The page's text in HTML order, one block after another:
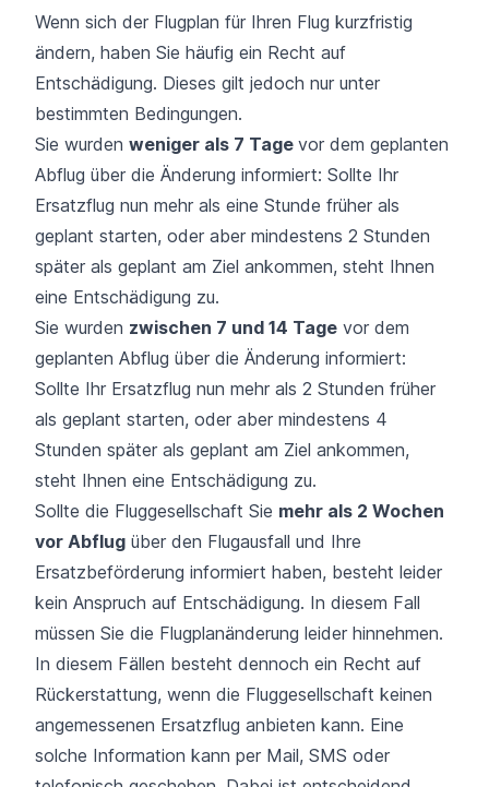
Wenn sich der Flugplan für Ihren Flug kurzfristig
ändern, haben Sie häufig ein Recht auf
Entschädigung. Dieses gilt jedoch nur unter
bestimmten Bedingungen.
Sie wurden weniger als 7 Tage vor dem geplanten
Abflug über die Änderung informiert: Sollte Ihr
Ersatzflug nun mehr als eine Stunde früher als
geplant starten, oder aber mindestens 2 Stunden
später als geplant am Ziel ankommen, steht Ihnen
eine Entschädigung zu.
Sie wurden zwischen 7 und 14 Tage vor dem
geplanten Abflug über die Änderung informiert:
Sollte Ihr Ersatzflug nun mehr als 2 Stunden früher
als geplant starten, oder aber mindestens 4
Stunden später als geplant am Ziel ankommen,
steht Ihnen eine Entschädigung zu.
Sollte die Fluggesellschaft Sie mehr als 2 Wochen
vor Abflug über den Flugausfall und Ihre
Ersatzbeförderung informiert haben, besteht leider
kein Anspruch auf Entschädigung. In diesem Fall
müssen Sie die Flugplanänderung leider hinnehmen.
In diesem Fällen besteht dennoch ein Recht auf
Rückerstattung, wenn die Fluggesellschaft keinen
angemessenen Ersatzflug anbieten kann. Eine
solche Information kann per Mail, SMS oder